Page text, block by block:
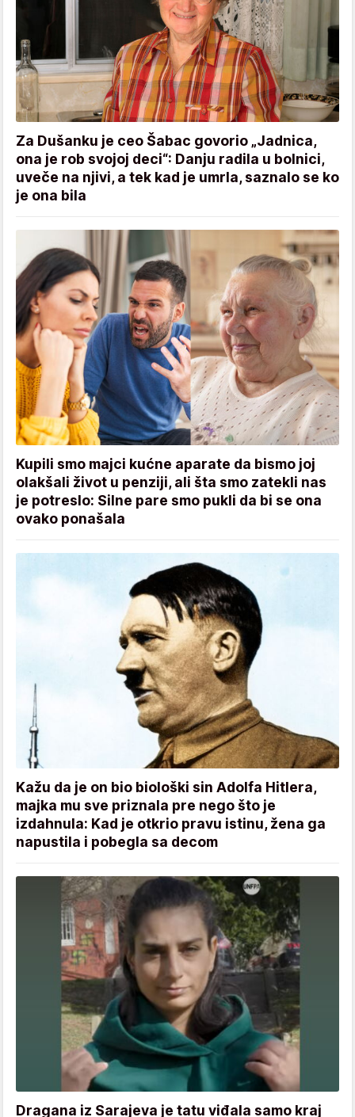
Za Dušanku je ceo Šabac govorio „Jadnica,
ona je rob svojoj deci“: Danju radila u bolnici,
uveče na njivi, a tek kad je umrla, saznalo se ko
je ona bila
Kupili smo majci kućne aparate da bismo joj
olakšali život u penziji, ali šta smo zatekli nas
je potreslo: Silne pare smo pukli da bi se ona
ovako ponašala
Kažu da je on bio biološki sin Adolfa Hitlera,
majka mu sve priznala pre nego što je
izdahnula: Kad je otkrio pravu istinu, žena ga
napustila i pobegla sa decom
Dragana iz Sarajeva je tatu viđala samo kraj